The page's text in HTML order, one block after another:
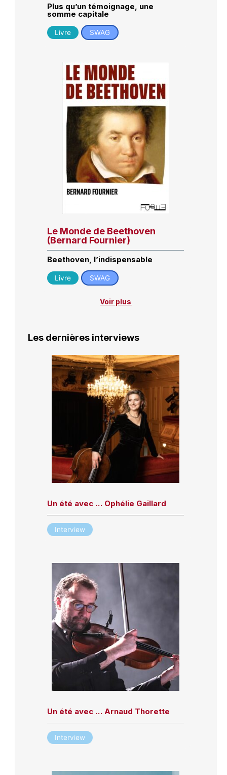
Plus qu’un témoignage, une
somme capitale
Livre SWAG
Le Monde de Beethoven
(Bernard Fournier)
Beethoven, l’indispensable
Livre SWAG
Voir plus
Les dernières interviews
Un été avec … Ophélie Gaillard
Interview
Un été avec … Arnaud Thorette
Interview